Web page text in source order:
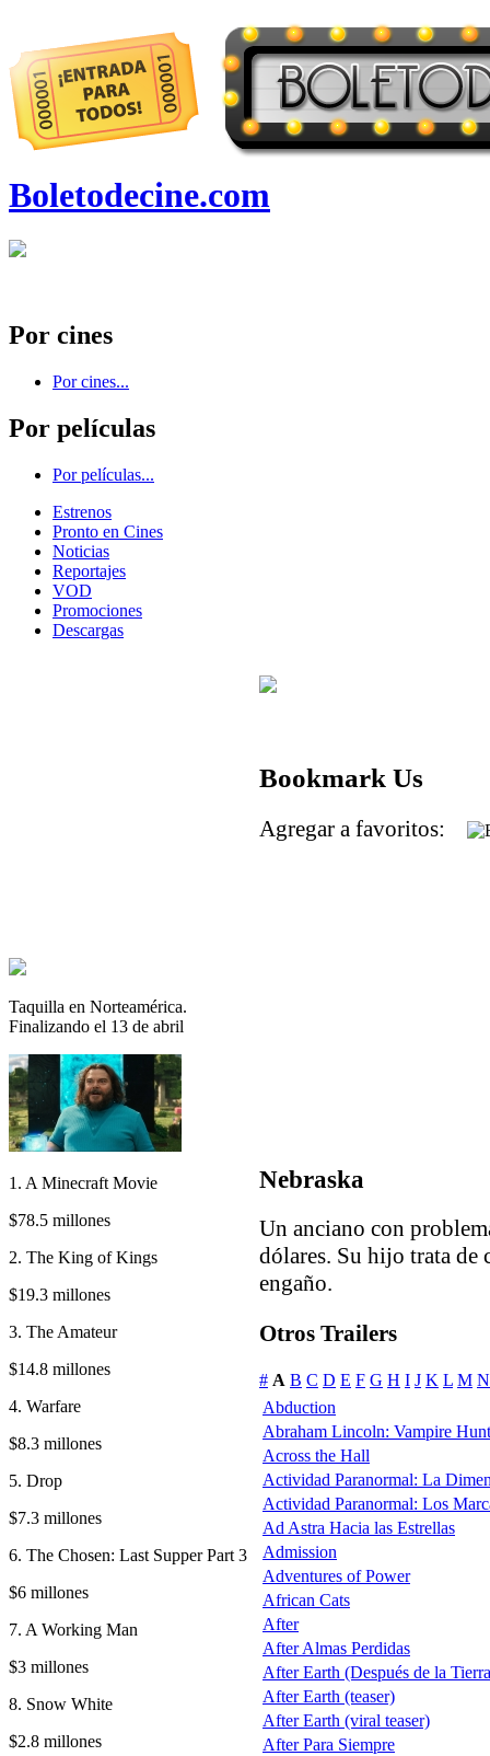
Boletodecine.com
Por cines
Por cines...
Por películas
Por películas...
Estrenos
Pronto en Cines
Noticias
Reportajes
VOD
Promociones
Descargas
Taquilla en Norteamérica.
Finalizando el 13 de abril
1. A Minecraft Movie
$78.5 millones
2. The King of Kings
$19.3 millones
3. The Amateur
$14.8 millones
4. Warfare
$8.3 millones
5. Drop
$7.3 millones
6. The Chosen: Last Supper Part 3
$6 millones
7. A Working Man
$3 millones
8. Snow White
$2.8 millones
Bookmark Us
Agregar a favoritos:
Nebraska
Un anciano con
dólares. Su hijo trata de
engaño.
Otros Trailers
# A B C D E F G H I J K L M N
Abduction
Abraham Lincoln: Vampire
Across the Hall
Actividad Paranormal: La
Actividad Paranormal: Los
Ad Astra Hacia las Estrellas
Admission
Adventures of Power
African Cats
After
After Almas Perdidas
After Earth (Después de la
After Earth (teaser)
After Earth (viral teaser)
After Para Siempre